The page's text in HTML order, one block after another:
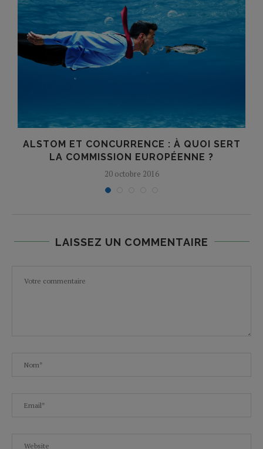
ALSTOM ET CONCURRENCE : À QUOI SERT
LA COMMISSION EUROPÉENNE ?
20 octobre 2016
LAISSEZ UN COMMENTAIRE